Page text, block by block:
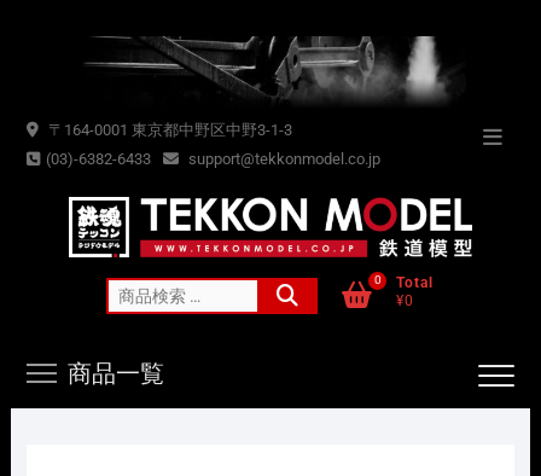
〒164-0001 東京都中野区中野3-1-3
(03)-6382-6433
support@tekkonmodel.co.jp
索
0
Total
¥0
商品一覧